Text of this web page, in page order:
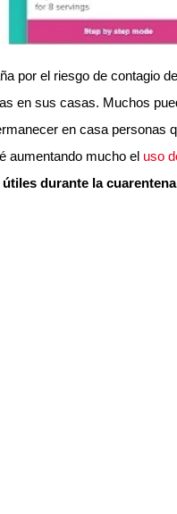
por el riesgo de contagio
en sus casas. Muchos
en casa personas
aumentando mucho el uso
durante la